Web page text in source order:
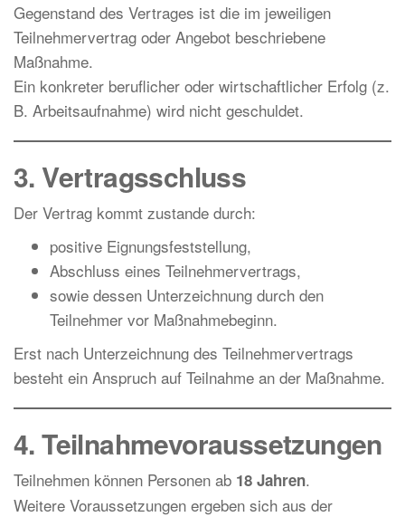
Gegenstand des Vertrages ist die im jeweiligen
Teilnehmervertrag oder Angebot beschriebene
Maßnahme.
Ein konkreter beruflicher oder wirtschaftlicher Erfolg (z.
B. Arbeitsaufnahme) wird nicht geschuldet.
3. Vertragsschluss
Der Vertrag kommt zustande durch:
positive Eignungsfeststellung,
Abschluss eines Teilnehmervertrags,
sowie dessen Unterzeichnung durch den
Teilnehmer vor Maßnahmebeginn.
Erst nach Unterzeichnung des Teilnehmervertrags
besteht ein Anspruch auf Teilnahme an der Maßnahme.
4. Teilnahmevoraussetzungen
Teilnehmen können Personen ab 18 Jahren.
Weitere Voraussetzungen ergeben sich aus der